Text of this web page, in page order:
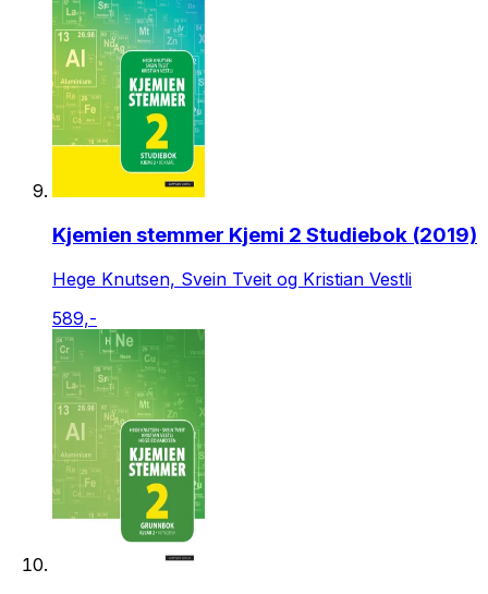
Kjemien stemmer Kjemi 2 Studiebok (2019)
Hege Knutsen, Svein Tveit og Kristian Vestli
589,-